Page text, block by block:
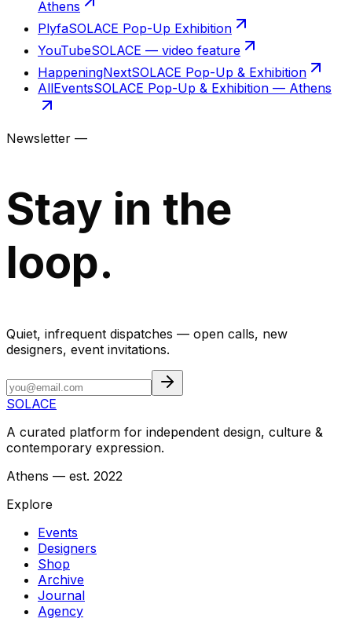
Athens
PlyfaSOLACE Pop-Up Exhibition
YouTubeSOLACE — video feature
HappeningNextSOLACE Pop-Up & Exhibition
AllEventsSOLACE Pop-Up & Exhibition — Athens
Newsletter —
Stay in the
loop.
Quiet, infrequent dispatches — open calls, new
designers, event invitations.
SOLACE
A curated platform for independent design, culture &
contemporary expression.
Athens — est. 2022
Explore
Events
Designers
Shop
Archive
Journal
Agency